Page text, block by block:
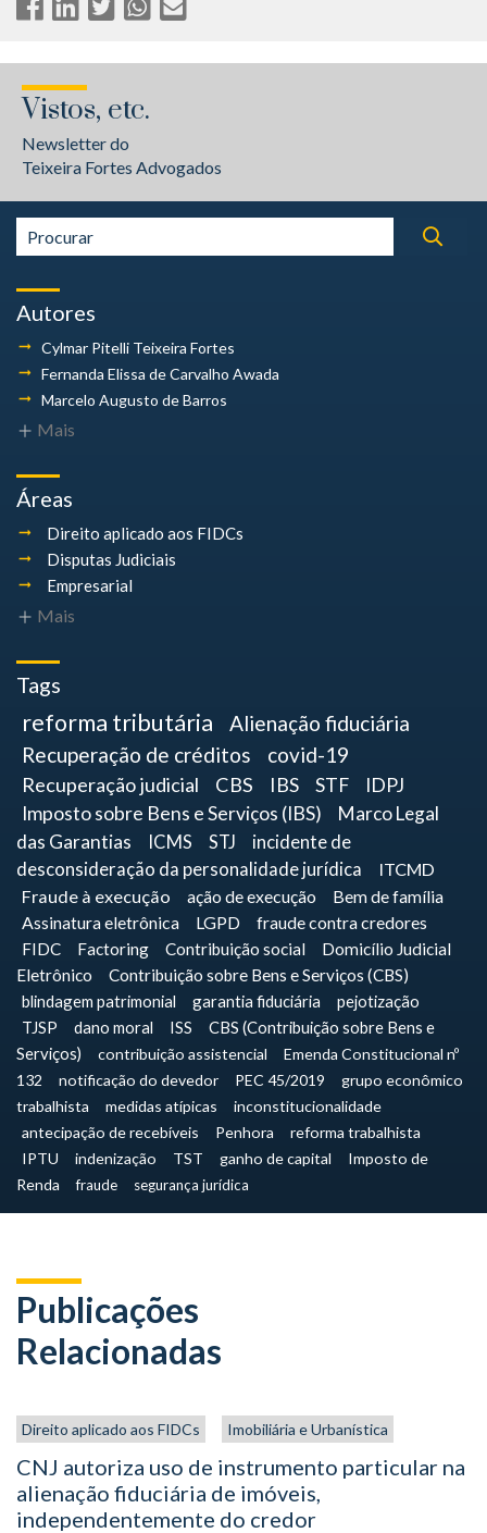
Vistos, etc.
Newsletter do
Teixeira Fortes Advogados
Autores
Cylmar Pitelli Teixeira Fortes
Fernanda Elissa de Carvalho Awada
Marcelo Augusto de Barros
Mais
Áreas
Direito aplicado aos FIDCs
Disputas Judiciais
Empresarial
Mais
Tags
reforma tributária
Alienação fiduciária
Recuperação de créditos
covid-19
Recuperação judicial CBS IBS STF
IDPJ
Imposto sobre Bens e Serviços (IBS)
Marco Legal
das Garantias
ICMS STJ
incidente de
desconsideração da personalidade jurídica
ITCMD
Fraude à execução
ação de execução
Bem de família
Assinatura eletrônica
LGPD fraude contra credores
FIDC Factoring Contribuição social
Domicílio Judicial
Eletrônico
Contribuição sobre Bens e Serviços (CBS)
blindagem patrimonial
garantia fiduciária
pejotização
TJSP
dano moral ISS
CBS (Contribuição sobre Bens e
Serviços)
contribuição assistencial
Emenda Constitucional nº
132
notificação do devedor PEC 45/2019
grupo econômico
trabalhista
medidas atípicas
inconstitucionalidade
antecipação de recebíveis
Penhora
reforma trabalhista
IPTU
indenização TST ganho de capital
Imposto de
Renda
fraude segurança jurídica
Publicações
Relacionadas
Direito aplicado aos FIDCs Imobiliária e Urbanística
CNJ autoriza uso de instrumento particular na
alienação fiduciária de imóveis,
independentemente do credor